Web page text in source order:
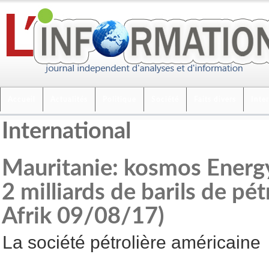
International
Mauritanie: kosmos
2 milliards de barils de
Afrik 09/08/17)
La société pétrolière américaine